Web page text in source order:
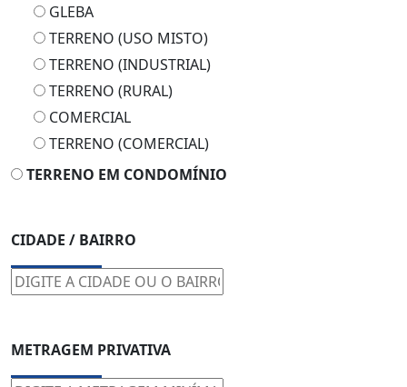
GLEBA
TERRENO (USO MISTO)
TERRENO (INDUSTRIAL)
TERRENO (RURAL)
COMERCIAL
TERRENO (COMERCIAL)
TERRENO EM CONDOMÍNIO
CIDADE / BAIRRO
METRAGEM PRIVATIVA